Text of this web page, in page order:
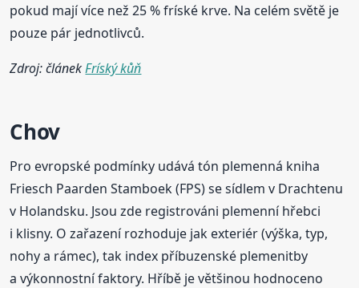
pokud mají více než 25 % fríské krve. Na celém světě je
pouze pár jednotlivců.
Zdroj: článekFríský kůň
Chov
Pro evropské podmínky udává tón plemenná kniha
Friesch Paarden Stamboek (FPS) se sídlem v Drachtenu
v Holandsku. Jsou zde registrováni plemenní hřebci
i klisny. O zařazení rozhoduje jak exteriér (výška, typ,
nohy a rámec), tak index příbuzenské plemenitby
a výkonnostní faktory. Hříbě je většinou hodnoceno